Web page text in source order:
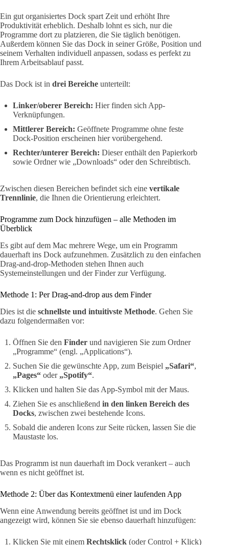
Ein gut organisiertes Dock spart Zeit und erhöht Ihre
Produktivität erheblich. Deshalb lohnt es sich, nur die
Programme dort zu platzieren, die Sie täglich benötigen.
Außerdem können Sie das Dock in seiner Größe, Position und
seinem Verhalten individuell anpassen, sodass es perfekt zu
Ihrem Arbeitsablauf passt.
Das Dock ist in drei Bereiche unterteilt:
Linker/oberer Bereich: Hier finden sich App-
Verknüpfungen.
Mittlerer Bereich: Geöffnete Programme ohne feste
Dock-Position erscheinen hier vorübergehend.
Rechter/unterer Bereich: Dieser enthält den Papierkorb
sowie Ordner wie „Downloads“ oder den Schreibtisch.
Zwischen diesen Bereichen befindet sich eine vertikale
Trennlinie, die Ihnen die Orientierung erleichtert.
Programme zum Dock hinzufügen – alle Methoden im
Überblick
Es gibt auf dem Mac mehrere Wege, um ein Programm
dauerhaft ins Dock aufzunehmen. Zusätzlich zu den einfachen
Drag-and-drop-Methoden stehen Ihnen auch
Systemeinstellungen und der Finder zur Verfügung.
Methode 1: Per Drag-and-drop aus dem Finder
Dies ist die schnellste und intuitivste Methode. Gehen Sie
dazu folgendermaßen vor:
Öffnen Sie den Finder und navigieren Sie zum Ordner
„Programme“ (engl. „Applications“).
Suchen Sie die gewünschte App, zum Beispiel „Safari“,
„Pages“ oder „Spotify“.
Klicken und halten Sie das App-Symbol mit der Maus.
Ziehen Sie es anschließend in den linken Bereich des
Docks, zwischen zwei bestehende Icons.
Sobald die anderen Icons zur Seite rücken, lassen Sie die
Maustaste los.
Das Programm ist nun dauerhaft im Dock verankert – auch
wenn es nicht geöffnet ist.
Methode 2: Über das Kontextmenü einer laufenden App
Wenn eine Anwendung bereits geöffnet ist und im Dock
angezeigt wird, können Sie sie ebenso dauerhaft hinzufügen:
Klicken Sie mit einem Rechtsklick (oder Control + Klick)